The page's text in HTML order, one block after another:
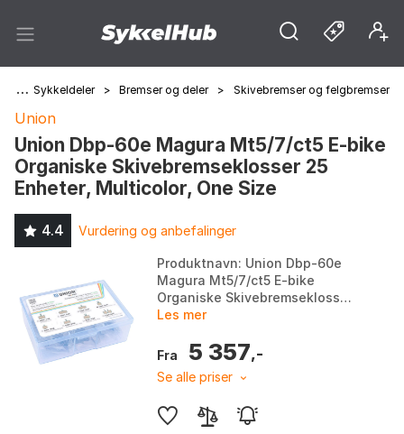
> Sykkeldeler > Bremser og deler > Skivebremser og felgbremser
Union
Union Dbp-60e Magura Mt5/7/ct5 E-bike
Organiske Skivebremseklosser 25
Enheter, Multicolor, One Size
4.4 Vurdering og anbefalinger
Produktnavn: Union Dbp-60e
Magura Mt5/7/ct5 E-bike
Organiske Skivebremseklosser.
Kompatibilitet: Magura Mt5,
Organiske bremseklosser...
Les mer
Fra 5 357,-
Se alle priser